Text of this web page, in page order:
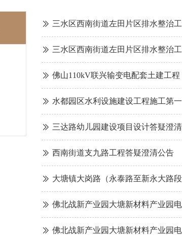
ꅀ 三水区西南街道左田片区排水整治
ꅀ 三水区西南街道左田片区排水整治
ꅀ 佛山110kV联兴输变电配套土建工
ꅀ 水都园区水利设施建设工程施工第
ꅀ 三达路幼儿园建设项目设计答疑澄
ꅀ 西南街道支九路工程答疑澄清公告
ꅀ 大塘镇大岗路（永泰路至新永大路
ꅀ 佛北战新产业园大塘新材料产业园
ꅀ 佛北战新产业园大塘新材料产业园